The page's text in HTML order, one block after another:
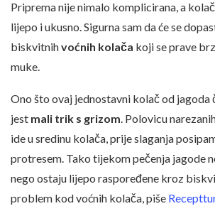
Priprema nije nimalo komplicirana, a
lijepo i ukusno. Sigurna sam da će se
biskvitnihvoćnih kolača koji se prave
muke.
Ono što ovaj jednostavni kolač od jagoda
jest mali trik s grizom . Polovicu
ide u sredinu kolača, prije slaganja
protresem. Tako tijekom pečenja jagode
nego ostaju lijepo raspoređene kroz
problem kod voćnih kolača, piše